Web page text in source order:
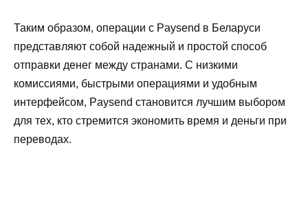
Таким образом, операции с Paysend в Беларуси
представляют собой надежный и простой способ
отправки денег между странами. С низкими
комиссиями, быстрыми операциями и удобным
интерфейсом, Paysend становится лучшим выбором
для тех, кто стремится экономить время и деньги при
переводах.